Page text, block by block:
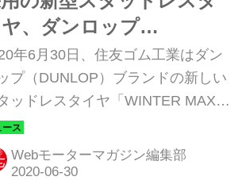
、ダンロップ
MAXX 03」発表
年6月30日、住友ゴム工業はダン
プ（DUNLOP）ブランドの新しい
ッドレスタイヤ「WINTER MAXX
ウインターマックスゼロスリ
」を8月1日から順次発売する。
Webモーターマガジン編集部